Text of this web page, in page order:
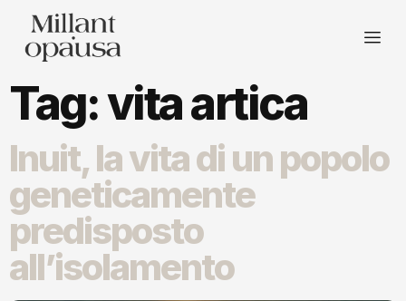
Tag:vita artica
Inuit, la vita di un popolo
geneticamente
predisposto
all’isolamento